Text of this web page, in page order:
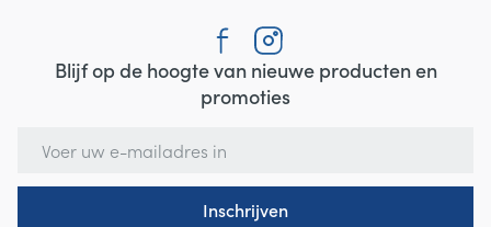
Blijf op de hoogte van nieuwe producten en
promoties
Inschrijven